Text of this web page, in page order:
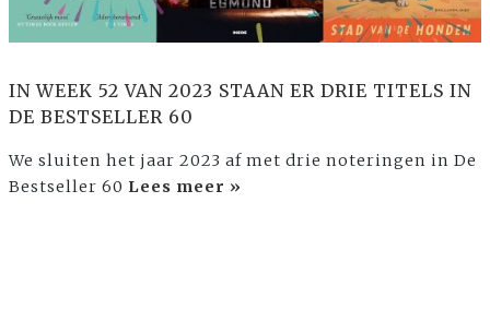
IN WEEK 52 VAN 2023 STAAN ER DRIE TITELS IN
DE BESTSELLER 60
We sluiten het jaar 2023 af met drie noteringen in De
Bestseller 60 Lees meer »